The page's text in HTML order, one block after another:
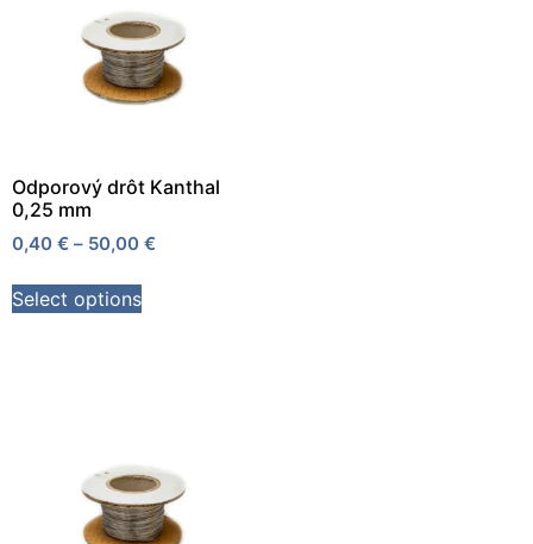
Odporový drôt Kanthal
0,25 mm
0,40 € – 50,00 €
Select options